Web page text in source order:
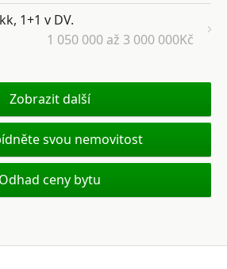
1+1 v DV.
1 050 000 až 3 000 000Kč
Zobrazit další
svou nemovitost
Odhad ceny bytu